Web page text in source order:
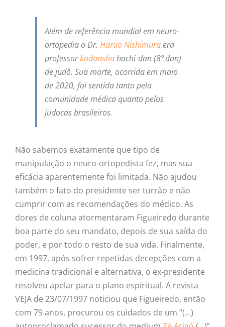
Além de referência mundial em neuro-
ortopedia o Dr. Haruo Nishimuraera
professorkodanshahachi-dan (8º dan)
de judô. Sua morte, ocorrida em maio
de 2020, foi sentida tanto pela
comunidade médica quanto pelos
judocas brasileiros.
Não sabemos exatamente que tipo de
manipulação o neuro-ortopedista fez, mas sua
eficácia aparentemente foi limitada. Não ajudou
também o fato do presidente ser turrão e não
cumprir com as recomendações do médico. As
dores de coluna atormentaram Figueiredo durante
boa parte do seu mandato, depois de sua saída do
poder, e por todo o resto de sua vida. Finalmente,
em 1997, após sofrer repetidas decepções com a
medicina tradicional e alternativa, o ex-presidente
resolveu apelar para o plano espiritual. A revista
VEJA de 23/07/1997 noticiou que Figueiredo, então
com 79 anos, procurou os cuidados de um “(…)